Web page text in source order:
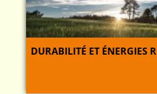
DURABILITÉ ET ÉNERGIES